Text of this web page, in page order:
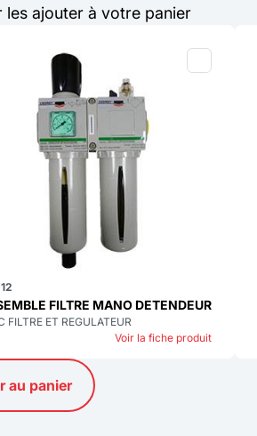
les ajouter à votre panier
FILTRE MANO DETENDEUR
FILTRE ET REGULATEUR
Voir la fiche produit
au panier